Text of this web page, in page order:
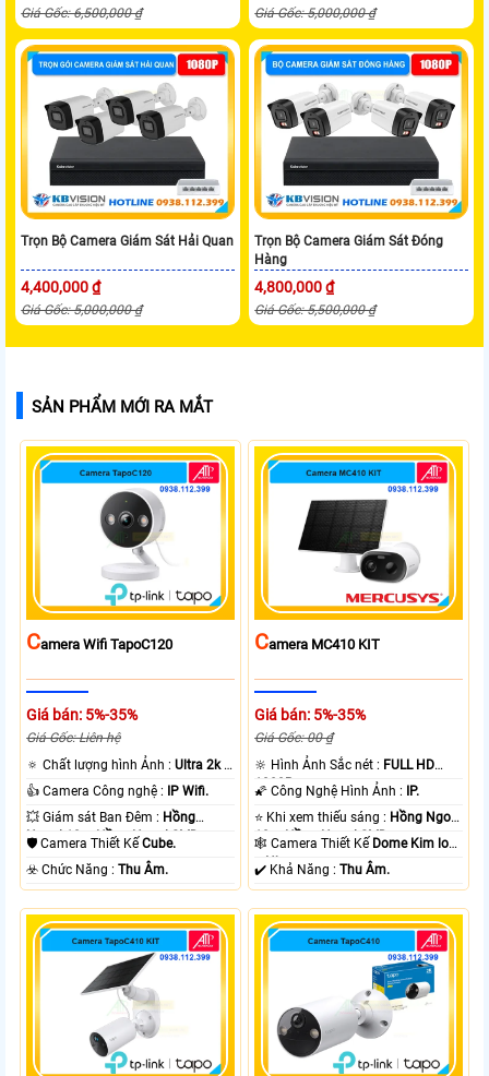
Giá Gốc: 6,500,000 ₫ Giá Gốc: 5,000,000 ₫
Trọn Bộ Camera Giám Sát Hải Quan
4,400,000 ₫
Giá Gốc: 5,000,000 ₫
Trọn Bộ Camera Giám Sát Đóng
Hàng
4,800,000 ₫
Giá Gốc: 5,500,000 ₫
SẢN PHẨM MỚI RA MẮT
CAmera Wifi TapoC120
Giá bán: 5%-35%
Giá Gốc: Liên hệ
🔅 Chất lượng hình Ảnh :Ultra 2k +
.
👍 Camera Công nghệ :
IP Wifi.
💥 Giám sát Ban Đêm : Hồng
Ngoại 10m Hồng Ngoại SMD.
🛡 Camera Thiết KếCube.
️☣️ Chức Năng :Thu Âm.
CAmera MC410 KIT
Giá bán: 5%-35%
Giá Gốc: 00 ₫
🔆 Hình Ảnh Sắc nét : FULL HD
1080P .
🌠 Công Nghệ Hình Ảnh :
IP.
⭐ Khi xem thiếu sáng : Hồng Ngoại
10m Hồng Ngoại SMD.
🕸️ Camera Thiết Kế Dome Kim loại
+ Nhựa.
️✔️ Khả Năng :Thu Âm.